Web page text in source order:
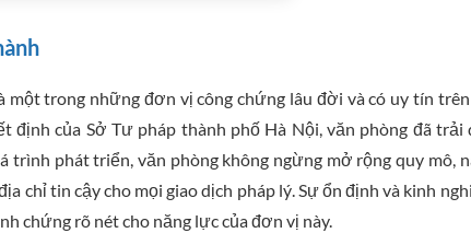
một trong những đơn vị công chứng lâu đời và có uy tín
của Sở Tư pháp thành phố Hà Nội, văn phòng đã trải
trình phát triển, văn phòng không ngừng mở rộng quy mô,
chỉ tin cậy cho mọi giao dịch pháp lý. Sự ổn định và kinh
chứng rõ nét cho năng lực của đơn vị này.